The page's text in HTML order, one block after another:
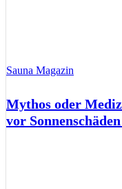
Sauna Magazin
Mythos oder
vor